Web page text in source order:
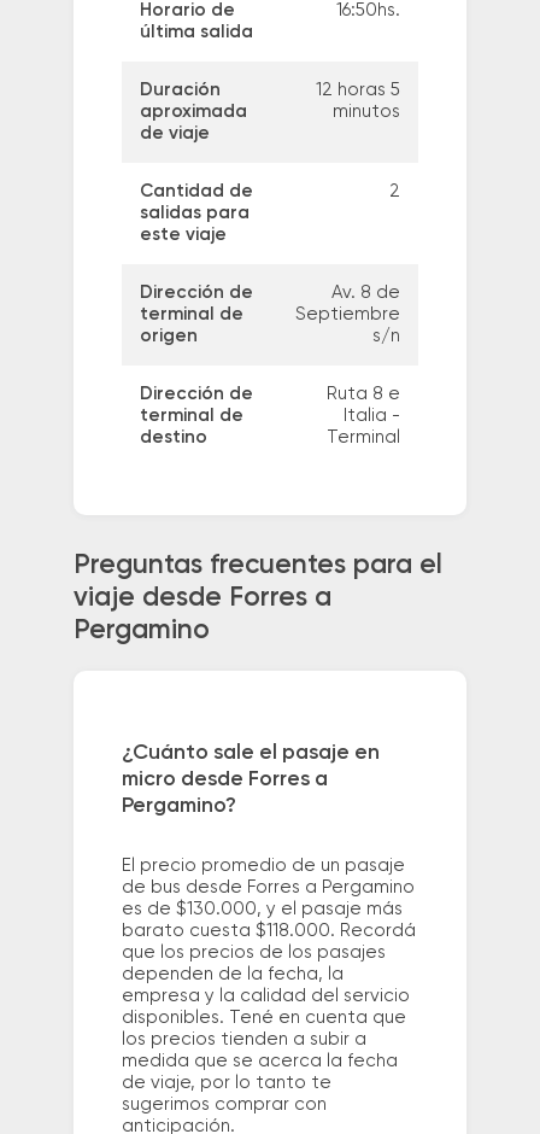
Horario de
última salida
16:50hs.
Duración
aproximada
de viaje
12 horas 5
minutos
Cantidad de
salidas para
este viaje
2
Dirección de
terminal de
origen
Av. 8 de
Septiembre
s/n
Dirección de
terminal de
destino
Ruta 8 e
Italia -
Terminal
Preguntas frecuentes para el
viaje desde Forres a
Pergamino
¿Cuánto sale el pasaje en
micro desde Forres a
Pergamino?
El precio promedio de un pasaje
de bus desde Forres a Pergamino
es de $130.000, y el pasaje más
barato cuesta $118.000. Recordá
que los precios de los pasajes
dependen de la fecha, la
empresa y la calidad del servicio
disponibles. Tené en cuenta que
los precios tienden a subir a
medida que se acerca la fecha
de viaje, por lo tanto te
sugerimos comprar con
anticipación.